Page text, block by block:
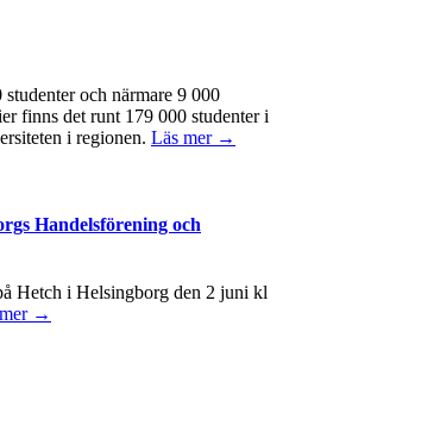
och närmare 9 000
finns det runt 179 000 studenter i
i regionen. Läs mer →
Handelsförening och
Hetch i Helsingborg den 2 juni kl
→